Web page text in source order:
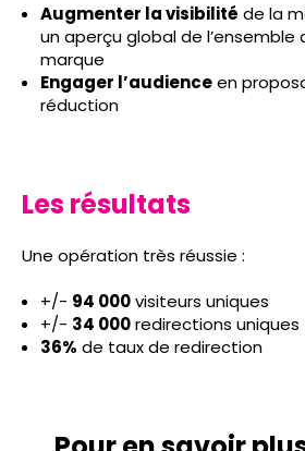
Augmenter la visibilité de la
un aperçu global de l’ensemble
marque
Engager l’audienceen
réduction
Les résultats
Une opération très réussie :
+/- 94 000 visiteurs uniques
+/- 34 000 redirections uniques
36% de taux de redirection